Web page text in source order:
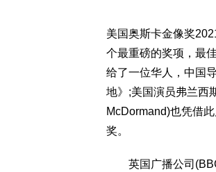
美国奥斯卡金像奖
个最重磅的奖项，最
给了一位华人，中国
地》;美国演员弗兰西
McDormand)也凭借
奖。
英国广播公司